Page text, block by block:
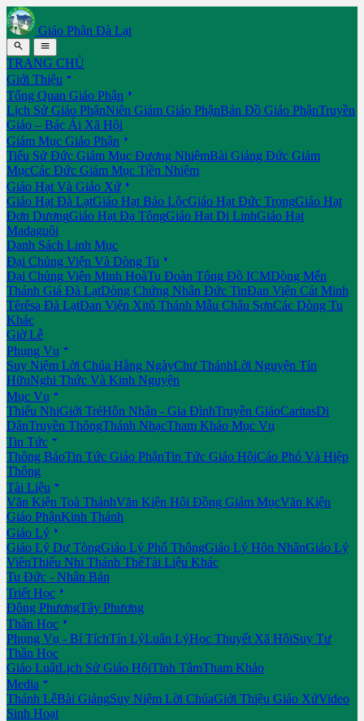
Giáo Phận Đà Lạt
 
TRANG CHỦ
Giới Thiệu 
Tổng Quan Giáo Phận 
Lịch Sử Giáo PhậnNiên Giám Giáo PhậnBản Đồ Giáo PhậnTruyền
Giáo – Bác Ái Xã Hội
Giám Mục Giáo Phận 
Tiểu Sử Đức Giám Mục Đương NhiệmBài Giảng Đức Giám
MụcCác Đức Giám Mục Tiền Nhiệm
Giáo Hạt Và Giáo Xứ 
Giáo Hạt Đà LạtGiáo Hạt Bảo LộcGiáo Hạt Đức TrọngGiáo Hạt
Đơn DươngGiáo Hạt Đạ TôngGiáo Hạt Di LinhGiáo Hạt
Madaguôi
Danh Sách Linh Mục
Đại Chủng Viện Và Dòng Tu 
Đại Chủng Viện Minh HoàTu Đoàn Tông Đồ ICMDòng Mến
Thánh Giá Đà LạtDòng Chứng Nhân Đức TinĐan Viện Cát Minh
Têrêsa Đà LạtĐan Viện Xitô Thánh Mẫu Châu SơnCác Dòng Tu
Khác
Giờ Lễ
Phụng Vụ 
Suy Niệm Lời Chúa Hằng NgàyChư ThánhLời Nguyện Tín
HữuNghi Thức Và Kinh Nguyện
Mục Vụ 
Thiếu NhiGiới TrẻHôn Nhân - Gia ĐìnhTruyền GiáoCaritasDi
DânTruyền ThôngThánh NhạcTham Khảo Mục Vụ
Tin Tức 
Thông BáoTin Tức Giáo PhậnTin Tức Giáo HộiCáo Phó Và Hiệp
Thông
Tài Liệu 
Văn Kiện Toà ThánhVăn Kiện Hội Đồng Giám MụcVăn Kiện
Giáo PhậnKinh Thánh
Giáo Lý 
Giáo Lý Dự TòngGiáo Lý Phổ ThôngGiáo Lý Hôn NhânGiáo Lý
ViênThiếu Nhi Thánh ThểTài Liệu Khác
Tu Đức - Nhân Bản
Triết Học 
Đông PhươngTây Phương
Thần Học 
Phụng Vụ - Bí TíchTín LýLuân LýHọc Thuyết Xã HộiSuy Tư
Thần Học
Giáo LuậtLịch Sử Giáo HộiTĩnh TâmTham Khảo
Media 
Thánh LễBài GiảngSuy Niệm Lời ChúaGiới Thiệu Giáo XứVideo
Sinh Hoạt